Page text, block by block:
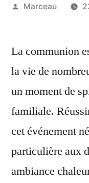
Publié
Marceau
La communion
la vie de
un moment de
familiale.
cet événement
particulière aux
ambiance